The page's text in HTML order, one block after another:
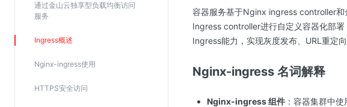
通过金山云独享型负载均衡访问
服务
Ingress概述
Nginx-ingress使用
HTTPS安全访问
应急响应
资质认证
欧盟数据保护条例（GDPR）
容器服务基于Nginx ingress controller和
Ingress controller进行自定义容器化部
Ingress能力，实现灰度发布、URL重定向
Nginx-ingress 名词解释
Nginx-ingress 组件 ：容器集群中